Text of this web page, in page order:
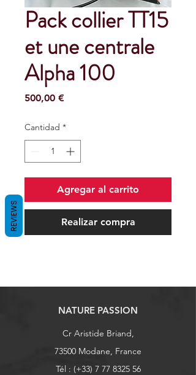
Pack collier TT15
et une centrale
Alpha 100
500,00 €Precio
Cantidad *
Agregar al carrito
Realizar compra
NATURE PASSION
Cr Aristide Briand,
73500 Modane, France
Tél : (+33) 7 77 8325 56
REVIEWS